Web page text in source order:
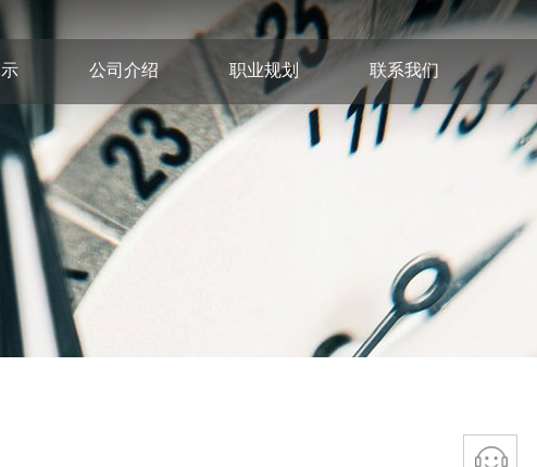
公司介绍 职业规划 联系我们